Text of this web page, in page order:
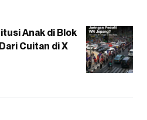
Anak di Blok
Cuitan di X